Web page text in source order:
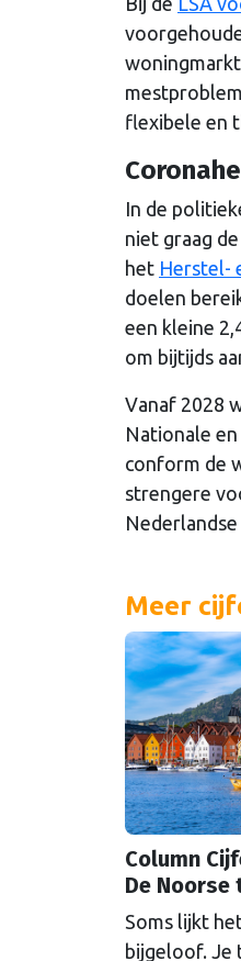
flexibele en
In de
niet graag
het Herstel-
doelen
een kleine
om bijtijds
Vanaf 2028
Nationale
conform de
strengere
Meer
Column
De
Soms lijkt
bijgeloof. Je